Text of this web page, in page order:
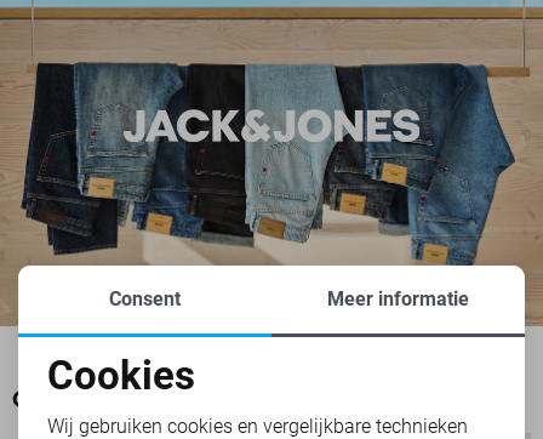
OOK HET BEKIJKEN WAARD
Noodzakelijke cookies
Consent Meer informatie
Cookies
Wij gebruiken cookies en vergelijkbare technieken